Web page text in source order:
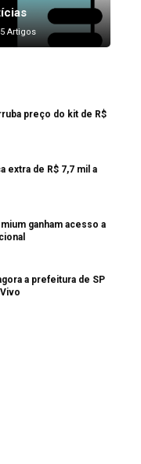
Artigos
preço do kit de R$
extra de R$ 7,7 mil a
ganham acesso a
a prefeitura de SP